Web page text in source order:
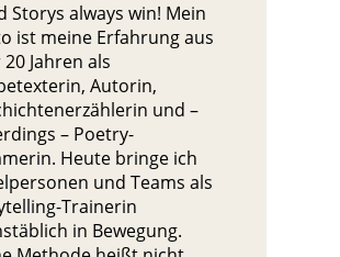
Storys always win! Mein
ist meine Erfahrung aus
Jahren als
Autorin,
und –
– Poetry-
Heute bringe ich
und Teams als
Trainerin
in Bewegung.